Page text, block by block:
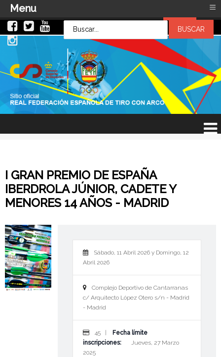
I GRAN PREMIO DE ESPAÑA
IBERDROLA JÚNIOR, CADETE Y
MENORES 14 AÑOS - MADRID
Sábado, 11 Abril 2026 y Domingo, 12
Abril 2026
Complejo Deportivo de Cantarranas
c/ Arquitecto López Otero s/n - Madrid
- Madrid
45 |
Fecha límite
inscripciones:
Jueves, 27 Marzo
2025
LOG INOR
Contraseña
Recuérdeme
Menu ≡